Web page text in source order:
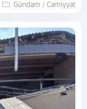
Gündəm / Cəmiyyət